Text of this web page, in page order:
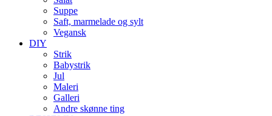
Suppe
Saft, marmelade og sylt
Vegansk
DIY
Strik
Babystrik
Jul
Maleri
Galleri
Andre skønne ting